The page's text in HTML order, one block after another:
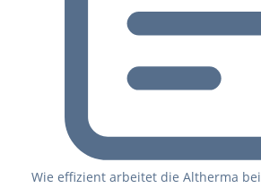
Wie effizient arbeitet die Altherma bei